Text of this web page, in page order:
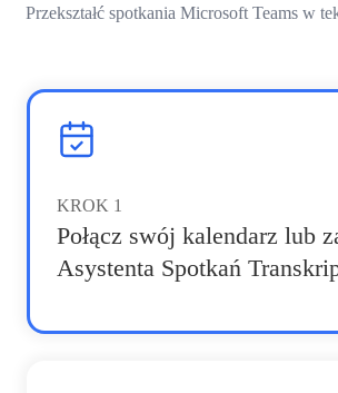
Przekształć spotkania Microsoft Teams w
KROK 1
Połącz swój kalendarz lub
Asystenta Spotkań